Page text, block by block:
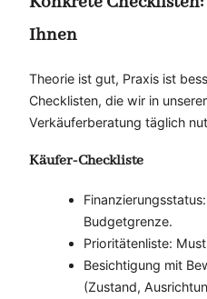
Ihnen
Theorie ist gut, Praxis ist
Checklisten, die wir in
Verkäuferberatung täglich
Käufer-Checkliste
Budgetgrenze.
Prioritätenliste:
Besichtigung mit
(Zustand,